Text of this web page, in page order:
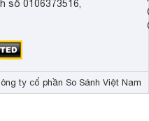
số 0106373516,
ty cổ phần So Sánh Việt Nam